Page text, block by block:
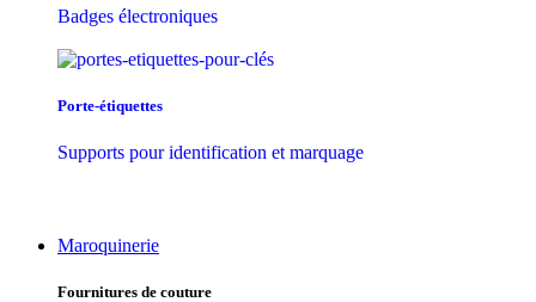
Badges électroniques
Porte-étiquettes
Supports pour identification et marquage
Maroquinerie
Fournitures de couture